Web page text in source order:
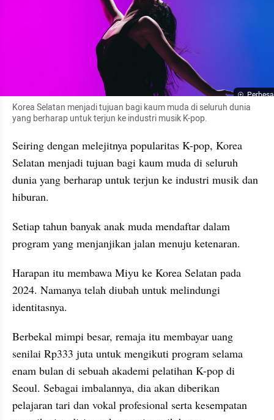
Korea Selatan menjadi tujuan bagi kaum muda di seluruh dunia
yang berharap untuk terjun ke industri musik K-pop.
Seiring dengan melejitnya popularitas K-pop, Korea
Selatan menjadi tujuan bagi kaum muda di seluruh
dunia yang berharap untuk terjun ke industri musik dan
hiburan.
Setiap tahun banyak anak muda mendaftar dalam
program yang menjanjikan jalan menuju ketenaran.
Harapan itu membawa Miyu ke Korea Selatan pada
2024. Namanya telah diubah untuk melindungi
identitasnya.
Berbekal mimpi besar, remaja itu membayar uang
senilai Rp333 juta untuk mengikuti program selama
enam bulan di sebuah akademi pelatihan K-pop di
Seoul. Sebagai imbalannya, dia akan diberikan
pelajaran tari dan vokal profesional serta kesempatan